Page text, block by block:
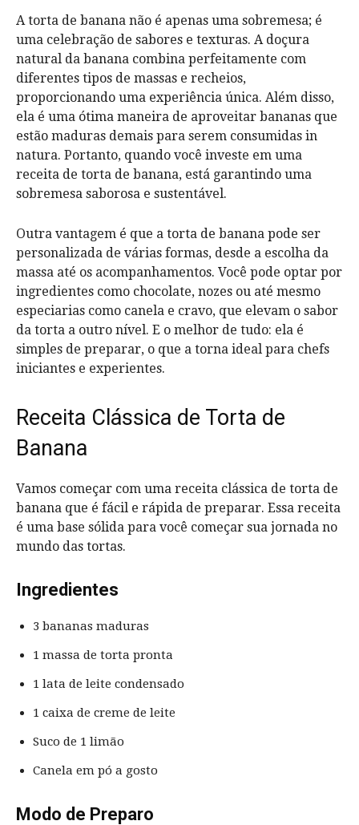
A torta de banana não é apenas uma sobremesa; é
uma celebração de sabores e texturas. A doçura
natural da banana combina perfeitamente com
diferentes tipos de massas e recheios,
proporcionando uma experiência única. Além disso,
ela é uma ótima maneira de aproveitar bananas que
estão maduras demais para serem consumidas in
natura. Portanto, quando você investe em uma
receita de torta de banana, está garantindo uma
sobremesa saborosa e sustentável.
Outra vantagem é que a torta de banana pode ser
personalizada de várias formas, desde a escolha da
massa até os acompanhamentos. Você pode optar por
ingredientes como chocolate, nozes ou até mesmo
especiarias como canela e cravo, que elevam o sabor
da torta a outro nível. E o melhor de tudo: ela é
simples de preparar, o que a torna ideal para chefs
iniciantes e experientes.
Receita Clássica de Torta de
Banana
Vamos começar com uma receita clássica de torta de
banana que é fácil e rápida de preparar. Essa receita
é uma base sólida para você começar sua jornada no
mundo das tortas.
Ingredientes
3 bananas maduras
1 massa de torta pronta
1 lata de leite condensado
1 caixa de creme de leite
Suco de 1 limão
Canela em pó a gosto
Modo de Preparo